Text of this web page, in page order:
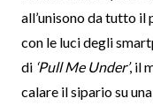
all’unisono da tutto il
con le luci degli
di ‘Pull Me Under’, il
calare il sipario su